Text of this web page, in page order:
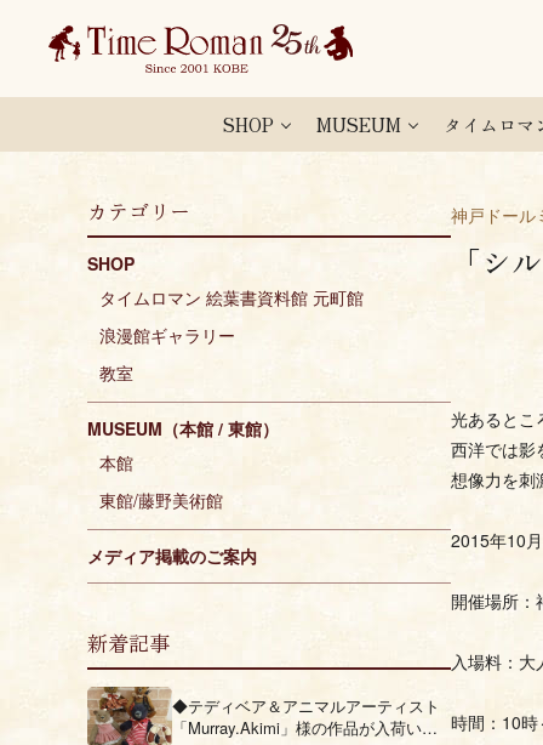
SHOP MUSEUM タイムロマ
神戸ドール
「シ
光あるとこ
西洋では影
想像力を刺
2015年10
開催場所：
入場料：
時間：10
カテゴリー
SHOP
タイムロマン 絵葉書資料館 元町館
浪漫館ギャラリー
教室
MUSEUM（本館 / 東館）
本館
東館/藤野美術館
メディア掲載のご案内
新着記事
◆テディベア＆アニマルアーティスト
「Murray.Akimi」様の作品が入荷いた